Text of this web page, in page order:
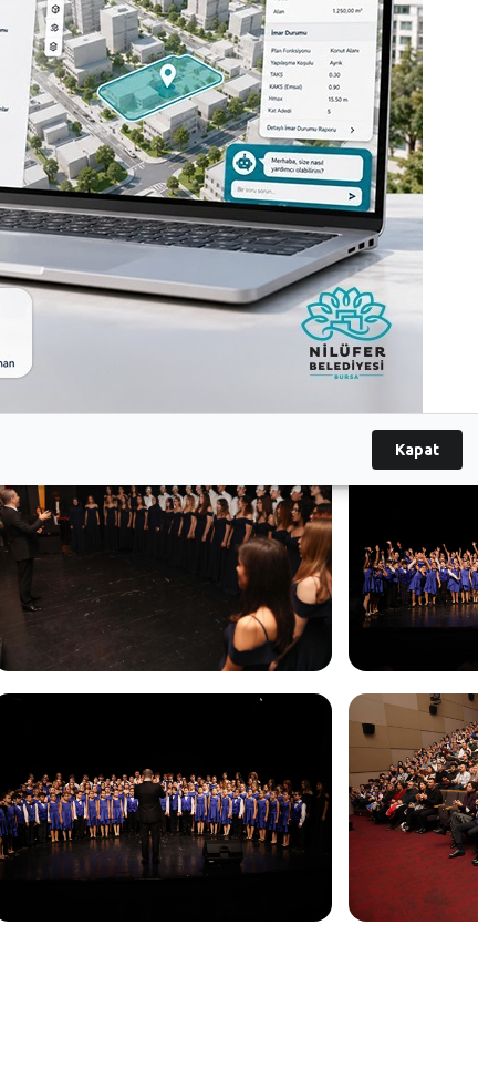
Korosu, halk türkülerinin yanı sıra Andrew
“İstiyorum”, “Timsah Gena’nın Doğum Günü
Çocuk Korosu sözleri, Hatay’daki büyük deprem
“Yağmur’un Şarkısı” adlı eseri seslendirince,
İki koro, Muammer Sun’un “Sevgi Her Şeydir”
yardımcı şef Ebrar Çevik ve korrepetitör
Nilüfer Gençlik Korosu’nun katıldığı
Kapat